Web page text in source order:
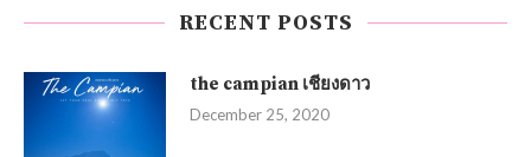
RECENT POSTS
the campian เชียงดาว
December 25, 2020